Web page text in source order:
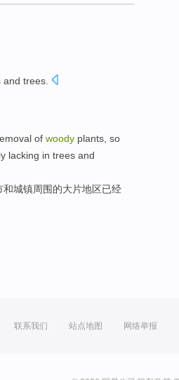
and trees
of woody plants, so
lacking in trees and
和城镇周围的大片地区已经
联系我们 站点地图 网络举报